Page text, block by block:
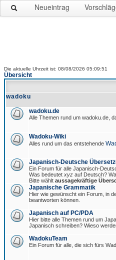
Neueintrag
Die aktuelle Uhrzeit ist: 08/08/2026 05:09:51
Übersicht
wadoku
wadoku.de
Alle Themen rund um wadoku.de,
Wadoku-Wiki
Alles rund um das entstehende
Japanisch-Deutsche
Ein Forum für alle Japanisch-
Was bedeutet xyz auf Deutsch?
Bitte wählt aussagekräftige
Japanische Grammatik
Hier wie gewünscht ein Forum, in
beantworten können.
Japanisch auf PC/PDA
Hier bitte alle Themen rund um
Japanisch schreiben? Wieso
WadokuTeam
Ein Forum für alle, die sich fürs